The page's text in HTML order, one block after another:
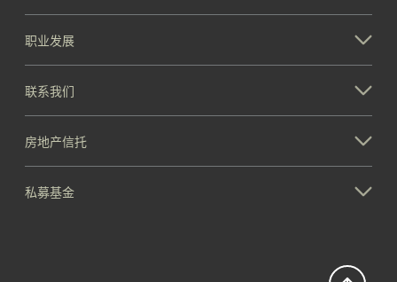
职业发展
联系我们
房地产信托
私募基金